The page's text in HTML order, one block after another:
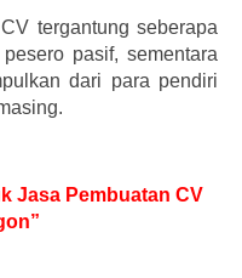
tergantung seberapa
pasif, sementara
dari para pendiri
Jasa Pembuatan CV